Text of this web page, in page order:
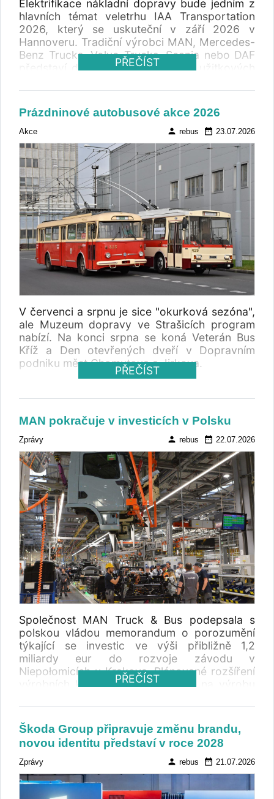
Elektrifikace nákladní dopravy bude jedním z
hlavních témat veletrhu IAA Transportation
2026, který se uskuteční v září 2026 v
Hannoveru. Tradiční výrobci MAN, Mercedes-
Benz Trucks, Volvo Trucks, Scania nebo DAF
představí další vývoj elektrických užitkových
značky BYD, Dongfeng, MAXUS a
SuperPanther, které chtějí posílit svou pozici
na evropském trhu.
PŘEČÍST
Prázdninové autobusové akce 2026
Akce person rebus date_range 23.07.2026
V červenci a srpnu je sice "okurková sezóna",
ale Muzeum dopravy ve Strašicích program
nabízí. Na konci srpna se koná Veterán Bus
Kříž a Den otevřených dveří v Dopravním
podniku měst Chomutova a Jirkova.
PŘEČÍST
MAN pokračuje v investicích v Polsku
Zprávy person rebus date_range 22.07.2026
Společnost MAN Truck & Bus podepsala s
polskou vládou memorandum o porozumění
týkající se investic ve výši přibližně 1,2
miliardy eur do rozvoje závodu v
Niepołomicích u Krakova. Plánované rozšíření
výrobních kapacit připraví závod na výrobu
nákladních automobilů. Polsko zároveň
zůstává významnou výrobní základnou pro
městské autobusy MAN Lion’s City, které
vznikají ve Starachovicích.
PŘEČÍST
Škoda Group připravuje změnu brandu,
novou identitu představí v roce 2028
Zprávy person rebus date_range 21.07.2026